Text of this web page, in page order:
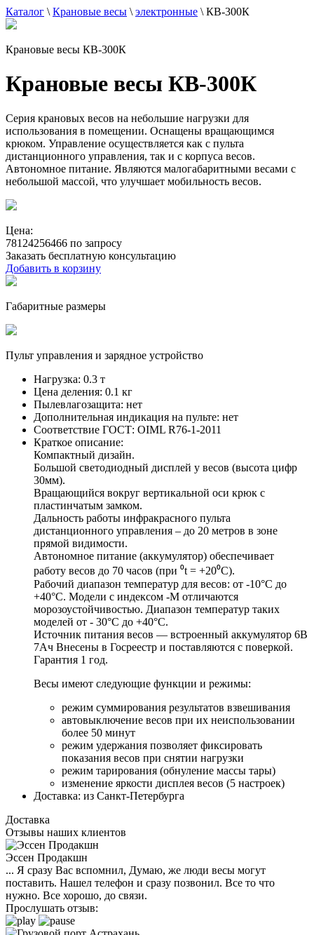
Каталог \ Крановые весы \ электронные \ КВ-300К
Крановые весы КВ-300К
Крановые весы КВ-300К
Серия крановых весов на небольшие нагрузки для
использования в помещении. Оснащены вращающимся
крюком. Управление осуществляется как с пульта
дистанционного управления, так и с корпуса весов.
Автономное питание. Являются малогабаритными весами с
небольшой массой, что улучшает мобильность весов.
Цена:
78124256466 по запросу
Заказать бесплатную консультацию
Добавить в корзину
Габаритные размеры
Пульт управления и зарядное устройство
Нагрузка: 0.3 т
Цена деления: 0.1 кг
Пылевлагозащита: нет
Дополнительная индикация на пульте: нет
Соответствие ГОСТ: OIML R76-1-2011
Краткое описание:
Компактный дизайн.
Большой светодиодный дисплей у весов (высота цифр
30мм).
Вращающийся вокруг вертикальной оси крюк с
пластинчатым замком.
Дальность работы инфракрасного пульта
дистанционного управления – до 20 метров в зоне
прямой видимости.
Автономное питание (аккумулятор) обеспечивает
работу весов до 70 часов (при ⁰t = +20⁰C).
Рабочий диапазон температур для весов: от -10°C до
+40°C. Модели с индексом -М отличаются
морозоустойчивостью. Диапазон температур таких
моделей от - 30°С до +40°С.
Источник питания весов — встроенный аккумулятор 6В
7Ач Внесены в Госреестр и поставляются с поверкой.
Гарантия 1 год.
Весы имеют следующие функции и режимы:
режим суммирования результатов взвешивания
автовыключение весов при их неиспользовании
более 50 минут
режим удержания позволяет фиксировать
показания весов при снятии нагрузки
режим тарирования (обнуление массы тары)
изменение яркости дисплея весов (5 настроек)
Доставка: из Санкт-Петербурга
Доставка
Отзывы наших клиентов
Эссен Продакшн
... Я сразу Вас вспомнил, Думаю, же люди весы могут
поставить. Нашел телефон и сразу позвонил. Все то что
нужно. Все хорошо, до связи.
Прослушать отзыв: